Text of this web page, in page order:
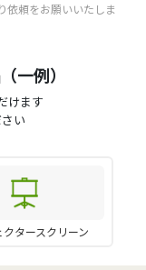
依頼をお願いいたしま
（一例）
けます
い
クタースクリーン